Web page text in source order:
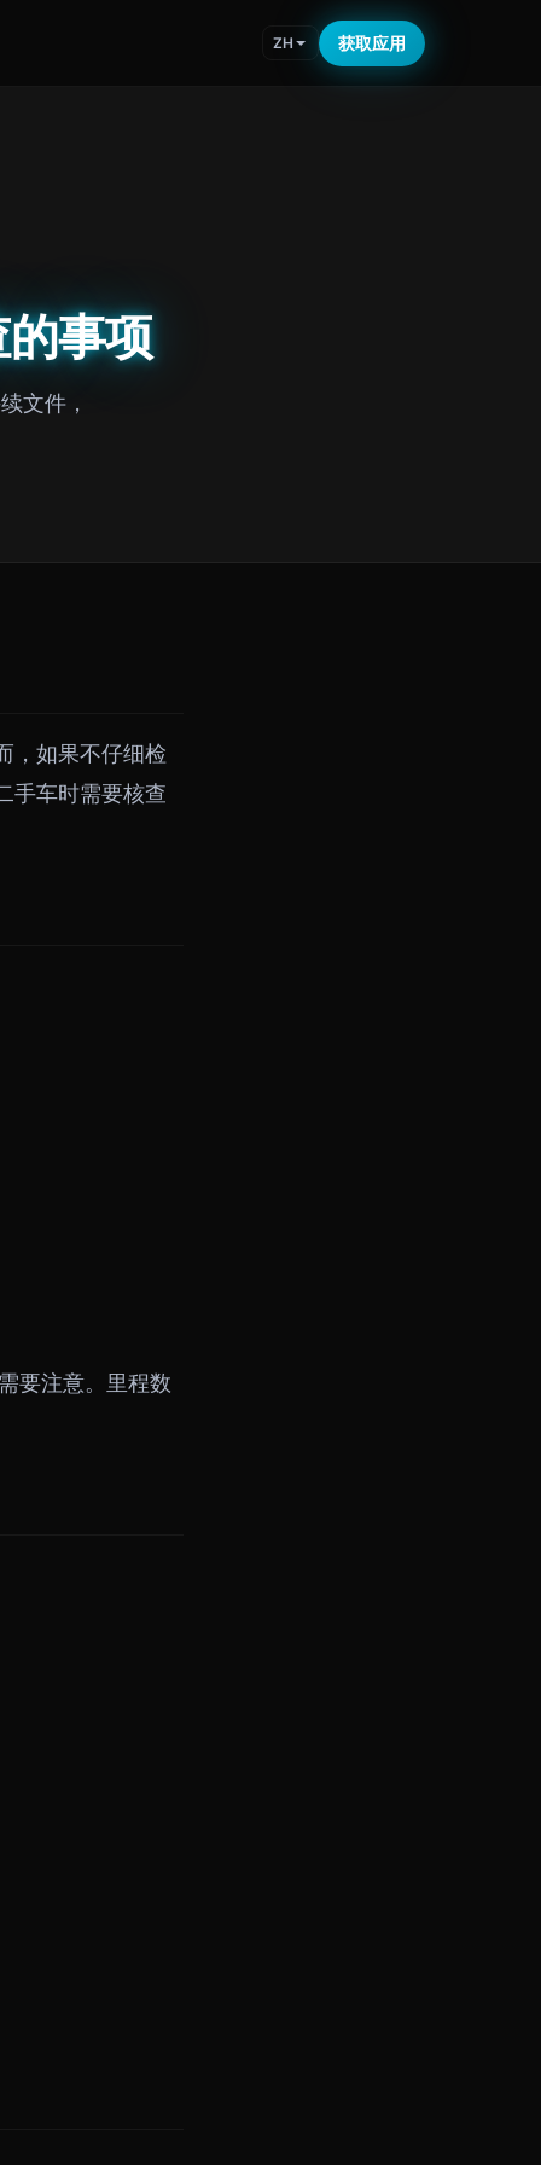
ZH 获取应用
事项
文件，
，如果不仔细检
手车时需要核查
要注意。里程数